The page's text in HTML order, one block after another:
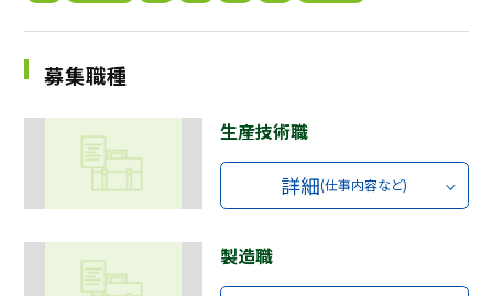
募集職種
生産技術職
詳細(仕事内容など)
製造職